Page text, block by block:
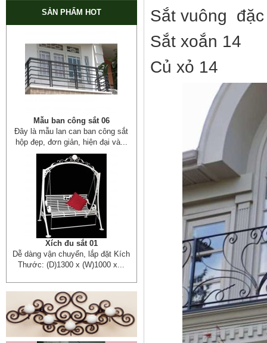
SẢN PHẨM HOT
Mẫu ban công sắt 06
Đây là mẫu lan can ban công sắt
hộp đẹp, đơn giản, hiện đại và...
Xích đu sắt 01
Dễ dàng vận chuyển, lắp đặt Kích
Thước: (D)1300 x (W)1000 x...
Sắt vuông
Sắt xoắn 14
Củ xỏ 14